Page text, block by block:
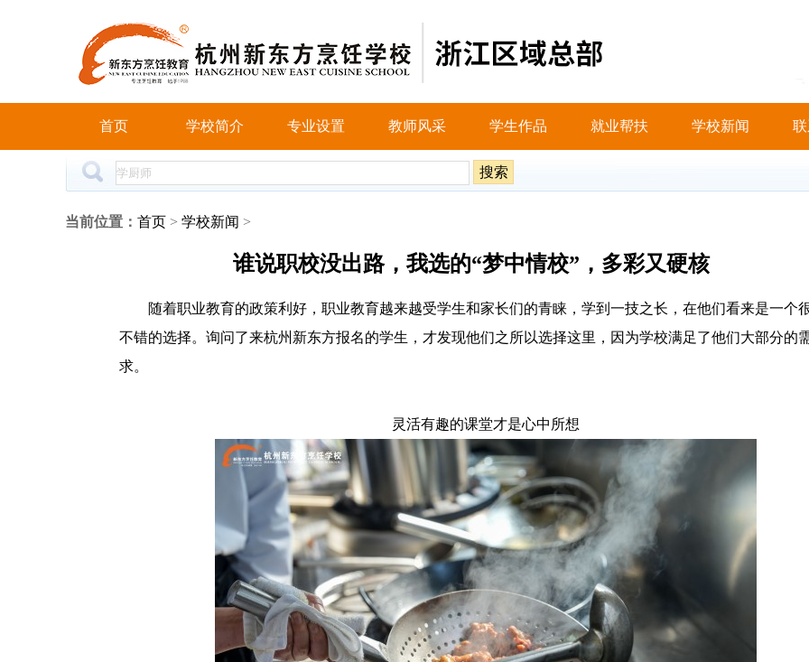
首页 学校简介 专业设置 教师风采 学生作品 就业帮扶 学校新闻
当前位置： 首页 > 学校新闻 >
谁说职校没出路，我选的“梦中情校”，多彩又硬核
随着职业教育的政策利好，职业教育越来越受学生和家长们的青睐，学到一技之长，在他们看来是一个
不错的选择。询问了来杭州新东方报名的学生，才发现他们之所以选择这里，因为学校满足了他们大部分的
求。
灵活有趣的课堂才是心中所想